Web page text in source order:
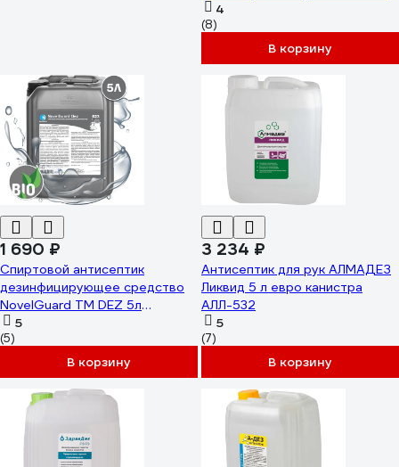
414-5
4
(8)
В корзину
1 690 ₽
Спиртовой антисептик
дезинфицирующее средство
NovelGuard ТМ DEZ 5л
16230005
5
(5)
В корзину
3 234 ₽
Антисептик для рук АЛМАДЕЗ
Ликвид 5 л евро канистра
АЛЛ-532
5
(7)
В корзину